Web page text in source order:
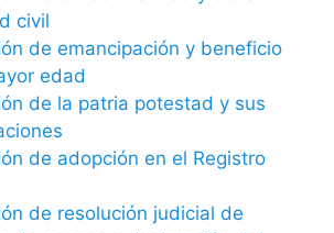
civil
de emancipación y beneficio
edad
de la patria potestad y sus
de adopción en el Registro
de resolución judicial de